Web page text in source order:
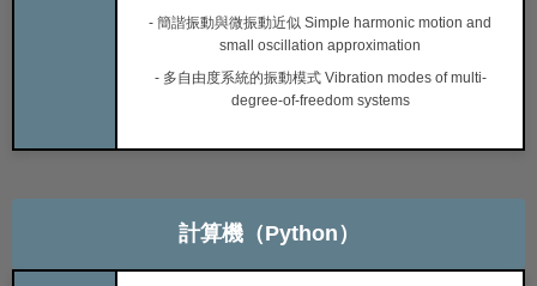
- 簡諧振動與微振動近似 Simple harmonic motion and
small oscillation approximation
- 多自由度系統的振動模式 Vibration modes of multi-
degree-of-freedom systems
計算機（Python）